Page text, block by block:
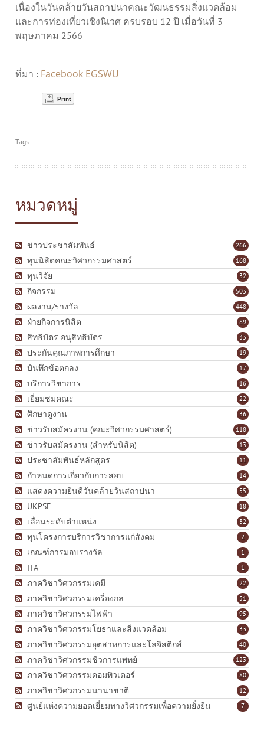
เนื่องในวันคล้ายวันสถาปนาคณะวัฒนธรรมสิ่งแวดล้อม
และการท่องเที่ยวเชิงนิเวศ ครบรอบ 12 ปี เมื่อวันที่ 3
พฤษภาคม 2566
ที่มา : Facebook EGSWU
Print
Tags:
หมวดหมู่
266
ข่าวประชาสัมพันธ์
168
ทุนนิสิตคณะวิศวกรรมศาสตร์
32
ทุนวิจัย
503
กิจกรรม
448
ผลงาน/รางวัล
89
ฝ่ายกิจการนิสิต
33
สิทธิบัตร อนุสิทธิบัตร
19
ประกันคุณภาพการศึกษา
17
บันทึกข้อตกลง
16
บริการวิชาการ
22
เยี่ยมชมคณะ
36
ศึกษาดูงาน
118
ข่าวรับสมัครงาน (คณะวิศวกรรมศาสตร์)
13
ข่าวรับสมัครงาน (สำหรับนิสิต)
11
ประชาสัมพันธ์หลักสูตร
14
กำหนดการเกี่ยวกับการสอบ
55
แสดงความยินดีวันคล้ายวันสถาปนา
18
UKPSF
32
เลื่อนระดับตำแหน่ง
2
ทุนโครงการบริการวิชาการแก่สังคม
1
เกณฑ์การมอบรางวัล
1
ITA
22
ภาควิชาวิศวกรรมเคมี
51
ภาควิชาวิศวกรรมเครื่องกล
95
ภาควิชาวิศวกรรมไฟฟ้า
33
ภาควิชาวิศวกรรมโยธาและสิ่งแวดล้อม
40
ภาควิชาวิศวกรรมอุตสาหการและโลจิสติกส์
123
ภาควิชาวิศวกรรมชีวการแพทย์
80
ภาควิชาวิศวกรรมคอมพิวเตอร์
12
ภาควิชาวิศวกรรมนานาชาติ
7
ศูนย์แห่งความยอดเยี่ยมทางวิศวกรรมเพื่อความยั่งยืน